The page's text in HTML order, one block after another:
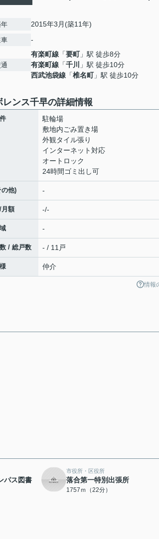
2015年3月(築11年)
-
有楽町線 「要町」駅 徒歩8分
有楽町線 「千川
」駅 徒歩10分
西武池袋線 「椎名町」駅 徒歩10分
レンス千早の詳細情報
駐輪場
敷地内ごみ置き場
外観タイル張り
インターネット対応
オートロック
24時間ゴミ出し可
の他) -
月額 -/-
-
/ 総戸数 - / 11戸
仲介
情報
パス図書
市役所・区役所
落合第一特別出張所
1757ｍ（22分）